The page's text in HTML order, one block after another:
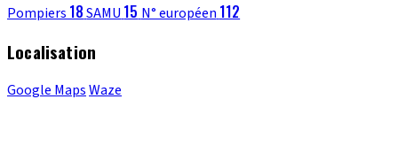
Pompiers 18SAMU 15 N° européen 112
Localisation
Google MapsWaze